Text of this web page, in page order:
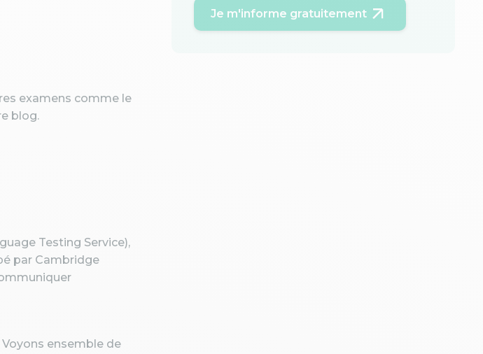
examens comme le
blog.
Testing Service),
par Cambridge
ensemble de
Je m'informe gratuitement